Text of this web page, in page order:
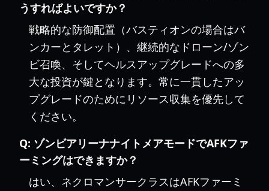
うすればよいですか？
戦略的な防御配置（バスティオンの場合はバ
ンカーとタレット）、継続的なドローン/ゾン
ビ召喚、そしてヘルスアップグレードへの多
大な投資が鍵となります。常に一貫したアッ
プグレードのためにリソース収集を優先して
ください。
Q: ゾンビアリーナナイトメアモードでAFKファ
ーミングはできますか？
はい、ネクロマンサークラスはAFKファーミ